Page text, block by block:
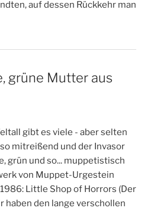
auf dessen Rückkehr man
grüne Mutter aus
gibt es viele - aber selten
mitreißend und der Invasor
grün und so... muppetistisch
von Muppet-Urgestein
1986: Little Shop of Horrors (Der
haben den lange verschollen